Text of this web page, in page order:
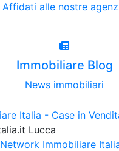
Affidati alle nostre
Immobiliare Blog
News immobiliari
Lucca
Immobiliare